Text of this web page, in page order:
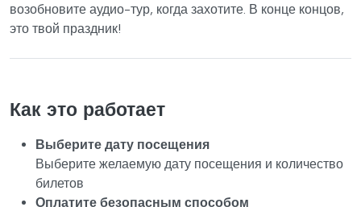
возобновите аудио-тур, когда захотите. В конце концов,
это твой праздник!
Как это работает
Выберите дату посещения
Выберите желаемую дату посещения и количество
билетов
Оплатите безопасным способом